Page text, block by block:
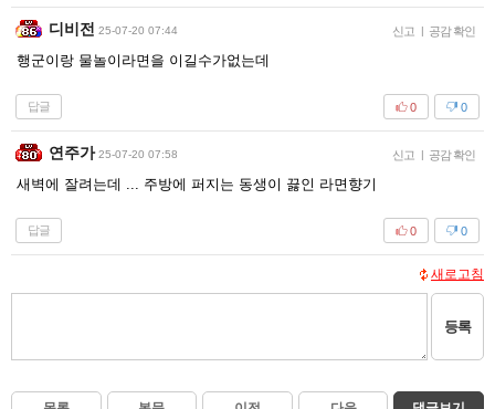
디비전 25-07-20 07:44 신고 | 공감 확인
행군이랑 물놀이라면을 이길수가없는데
답글 0
0
연주가 25-07-20 07:58 신고 | 공감 확인
새벽에 잘려는데 ... 주방에 퍼지는 동생이 끓인 라면향기
답글 0
0
새로고침
등록